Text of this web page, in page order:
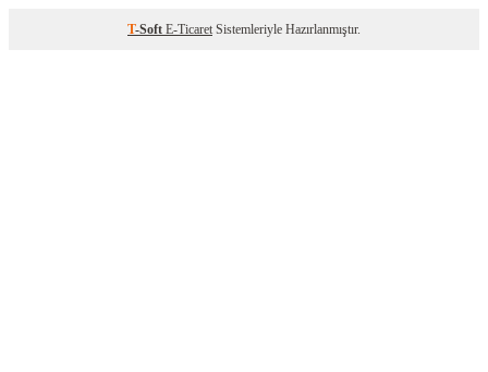
T-Soft E-Ticaret Sistemleriyle Hazırlanmıştır.